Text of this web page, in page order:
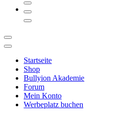
Startseite
Shop
Bullyion Akademie
Forum
Mein Konto
Werbeplatz buchen